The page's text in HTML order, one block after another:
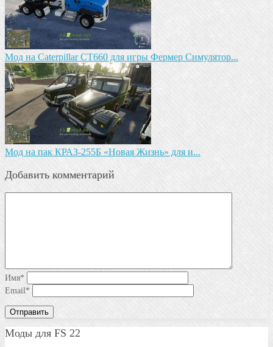
Мод на Caterpillar CT660 для игры Фермер Симулятор...
Мод на пак КРАЗ-255Б «Новая Жизнь» для и...
Добавить комментарий
Имя*
Email*
Моды для FS 22